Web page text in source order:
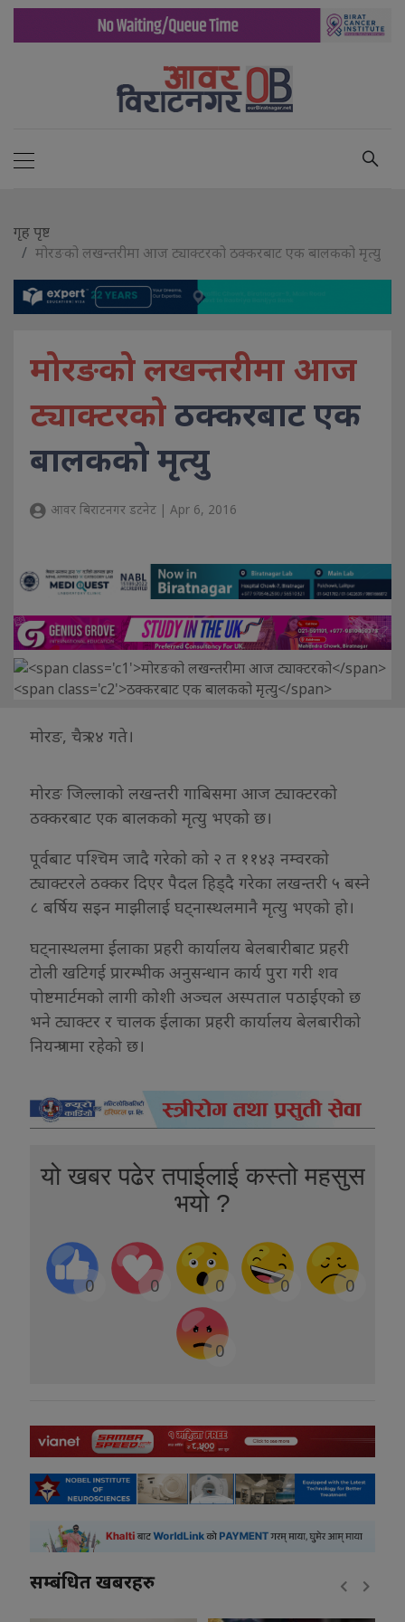
गृह पृष्ट
मोरङको लखन्तरीमा आज ट्याक्टरको ठक्करबाट एक बालकको मृत्यु
मोरङको लखन्तरीमा आज
ट्याक्टरकोठक्करबाट एक
बालकको मृत्यु
आवर बिराटनगर डटनेट | Apr 6, 2016
मोरङ, चैत्र २४ गते।
मोरङ जिल्लाको लखन्तरी गाबिसमा आज ट्याक्टरको
ठक्करबाट एक बालकको मृत्यु भएको छ।
पूर्वबाट पश्चिम जादै गरेको को २ त ११४३ नम्वरको
ट्याक्टरले ठक्कर दिएर पैदल हिड्दै गरेका लखन्तरी ५ बस्ने
८ बर्षिय सइन माझीलाई घट्नास्थलमानै मृत्यु भएको हो।
घट्नास्थलमा ईलाका प्रहरी कार्यालय बेलबारीबाट प्रहरी
टोली खटिगई प्रारम्भीक अनुसन्धान कार्य पुरा गरी शव
पोष्टमार्टमको लागी कोशी अञ्चल अस्पताल पठाईएको छ
भने ट्याक्टर र चालक ईलाका प्रहरी कार्यालय बेलबारीको
नियन्त्रणमा रहेको छ।
यो खबर पढेर तपाईलाई कस्तो महसुस
भयो ?
0 0 0 0 0
0
सम्बंधित खबरहरु